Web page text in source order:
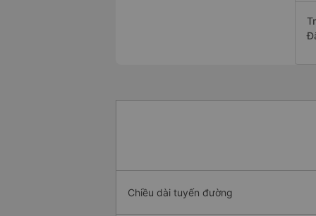
Chiều dài tuyến đường